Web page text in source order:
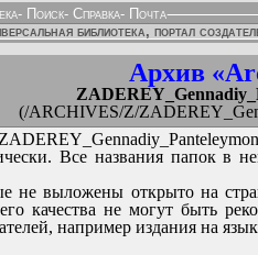
- Поиск- Справка- Почта
библиотека, портал
Архив
(/ARCHIVES/Z/
Все названия папок в
выложены открыто на
качества не могут быть
например издания на